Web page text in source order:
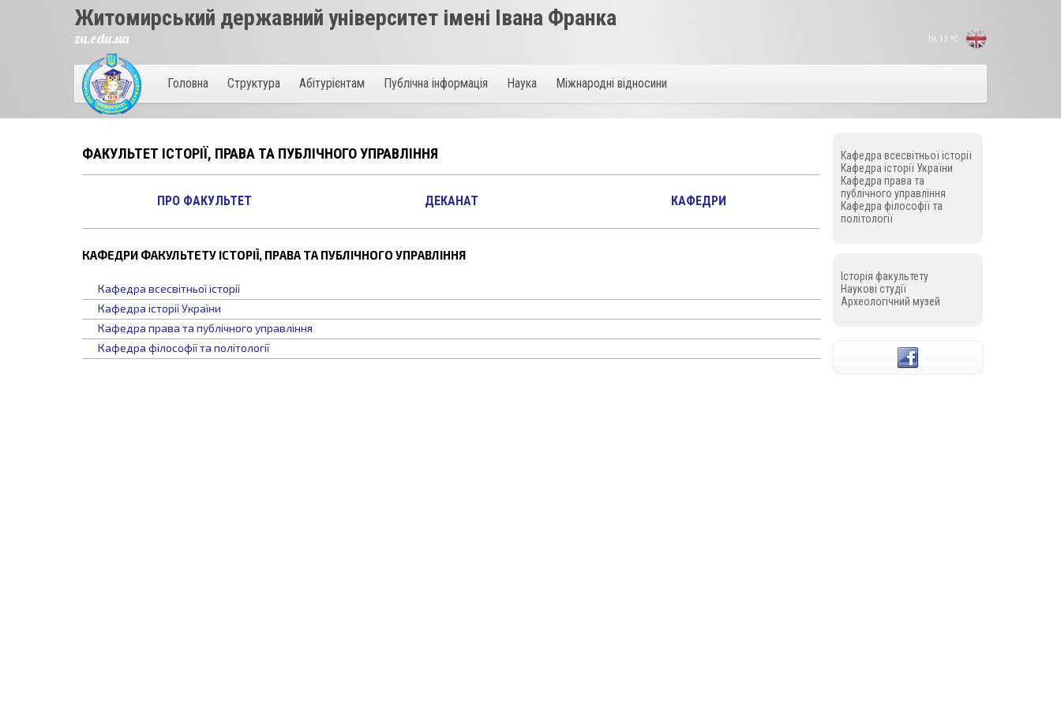
19,13 °C
Житомирський державний університет імені Івана Франка
zu.edu.ua
Головна Структура Абітурієнтам Публічна інформація Наука Міжнародні відносини
ФАКУЛЬТЕТ ІСТОРІЇ, ПРАВА ТА ПУБЛІЧНОГО УПРАВЛІННЯ
ПРО ФАКУЛЬТЕТ ДЕКАНАТ КАФЕДРИ
КАФЕДРИ ФАКУЛЬТЕТУ ІСТОРІЇ, ПРАВА ТА ПУБЛІЧНОГО УПРАВЛІННЯ
Кафедрa всесвітньої історії
Кафедра історії України
Кафедра права та публічного управління
Кафедра філософії та політології
Кафедрa всесвітньої історії
Кафедра історії України
Кафедра права та
публічного управління
Кафедра філософії та
політології
Історія факультету
Наукові студії
Археологічний музей